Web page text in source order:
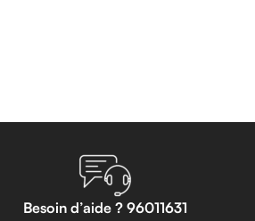
Besoin d’aide ? 96011631